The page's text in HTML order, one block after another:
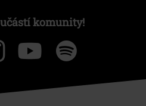
komunity!